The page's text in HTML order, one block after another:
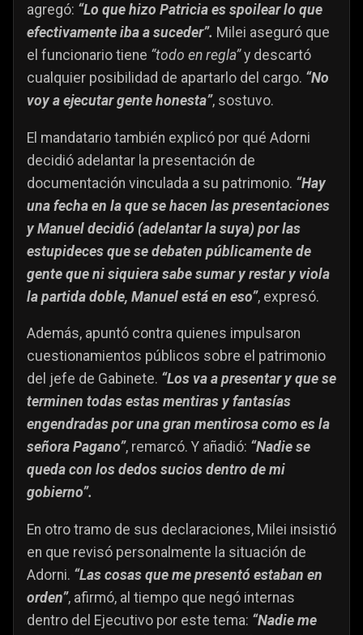
agregó: “Lo que hizo Patricia es spoilear lo que
efectivamente iba a suceder”. Milei aseguró que
el funcionario tiene “todo en regla”y descartó
cualquier posibilidad de apartarlo del cargo. “No
voy a ejecutar gente honesta”, sostuvo.
El mandatario también explicó por qué Adorni
decidió adelantar la presentación de
documentación vinculada a su patrimonio. “Hay
una fecha en la que se hacen las presentaciones
y Manuel decidió (adelantar la suya) por las
estupideces que se debaten públicamente de
gente que ni siquiera sabe sumar y restar y viola
la partida doble, Manuel está en eso”, expresó.
Además, apuntó contra quienes impulsaron
cuestionamientos públicos sobre el patrimonio
del jefe de Gabinete. “Los va a presentar y que se
terminen todas estas mentiras y fantasías
engendradas por una gran mentirosa como es la
señora Pagano”, remarcó. Y añadió: “Nadie se
queda con los dedos sucios dentro de mi
gobierno”.
En otro tramo de sus declaraciones, Milei insistió
en que revisó personalmente la situación de
Adorni. “Las cosas que me presentó estaban en
orden”, afirmó, al tiempo que negó internas
dentro del Ejecutivo por este tema: “Nadie me